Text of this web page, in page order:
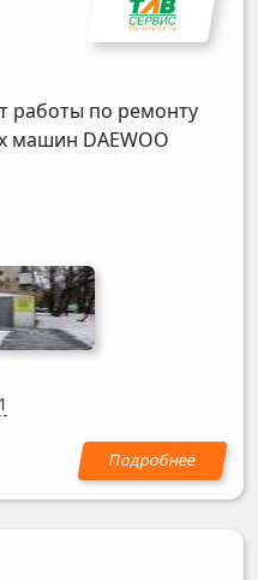
работы по ремонту
машин DAEWOO